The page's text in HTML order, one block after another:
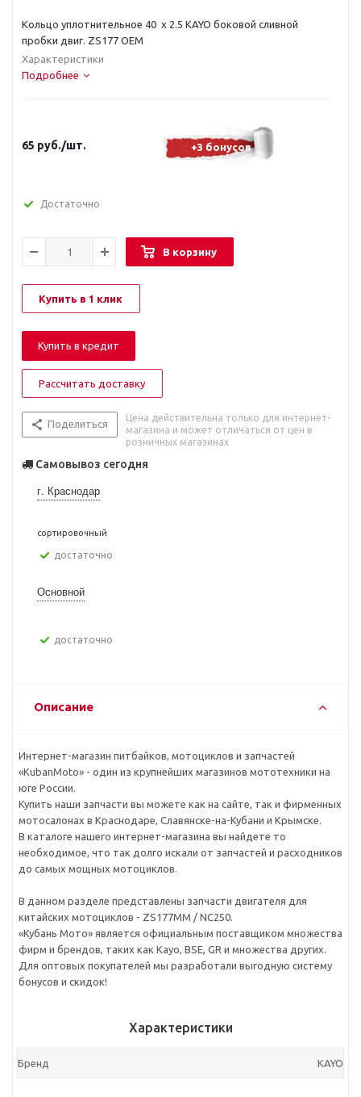
Кольцо уплотнительное 40 х 2.5 KAYO боковой сливной
пробки двиг. ZS177 OEM
Характеристики
Подробнее
65 руб./шт. +3 бонусов
Достаточно
В корзину
Купить в 1 клик
Купить в кредит
Рассчитать доставку
Поделиться
Цена действительна только для интернет-
магазина и может отличаться от цен в
розничных магазинах
Самовывоз сегодня
г. Краснодар
сортировочный
Достаточно
Основной
Достаточно
Описание
Интернет-магазин питбайков, мотоциклов и запчастей
«KubanMoto» - один из крупнейших магазинов мототехники на
юге России.
Купить наши запчасти вы можете как на сайте, так и фирменных
мотосалонах в Краснодаре, Славянске-на-Кубани и Крымске.
В каталоге нашего интернет-магазина вы найдете то
необходимое, что так долго искали от запчастей и расходников
до самых мощных мотоциклов.
В данном разделе представлены запчасти двигателя для
китайских мотоциклов - ZS177MM / NC250.
«Кубань Мото» является официальным поставщиком множества
фирм и брендов, таких как Kayo, BSE, GR и множества других.
Для оптовых покупателей мы разработали выгодную систему
бонусов и скидок!
Характеристики
Бренд KAYO